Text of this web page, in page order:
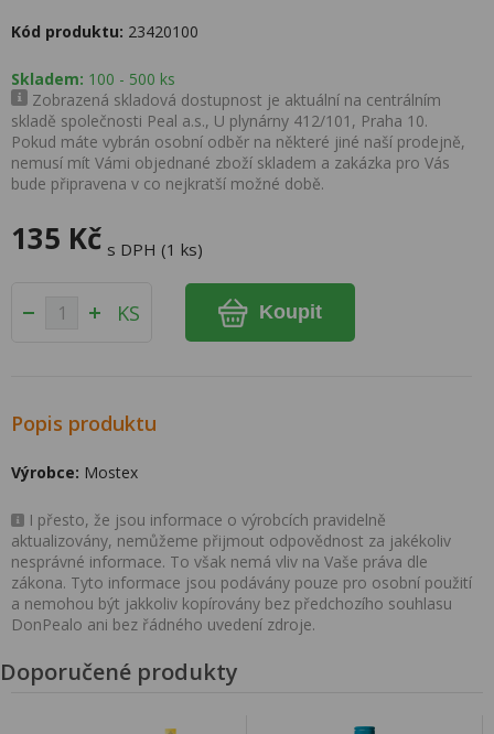
Kód produktu: 23420100
Skladem: 100 - 500 ks
Zobrazená skladová dostupnost je aktuální na centrálním
skladě společnosti Peal a.s., U plynárny 412/101, Praha 10.
Pokud máte vybrán osobní odběr na některé jiné naší prodejně,
nemusí mít Vámi objednané zboží skladem a zakázka pro Vás
bude připravena v co nejkratší možné době.
135 Kč s DPH (1 ks)
KS Koupit
Popis produktu
Výrobce: Mostex
I přesto, že jsou informace o výrobcích pravidelně
aktualizovány, nemůžeme přijmout odpovědnost za jakékoliv
nesprávné informace. To však nemá vliv na Vaše práva dle
zákona. Tyto informace jsou podávány pouze pro osobní použití
a nemohou být jakkoliv kopírovány bez předchozího souhlasu
DonPealo ani bez řádného uvedení zdroje.
Doporučené produkty